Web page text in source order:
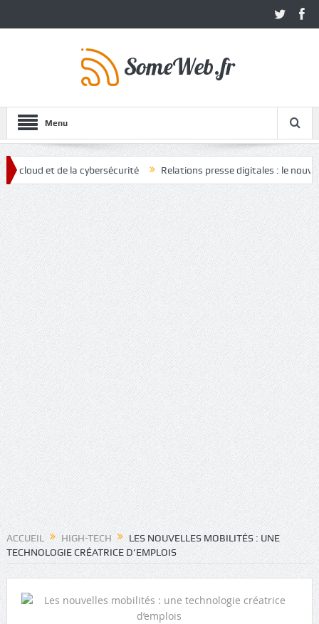
Menu
et de la cybersécurité Relations presse digitales : le nouvel atout
ACCUEIL HIGH-TECH
LES NOUVELLES MOBILITÉS : UNE
TECHNOLOGIE CRÉATRICE D’EMPLOIS